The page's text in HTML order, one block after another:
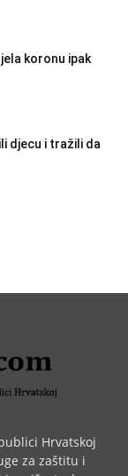
koronu ipak
djecu i tražili da
Hrvatskoj
za zaštitu i